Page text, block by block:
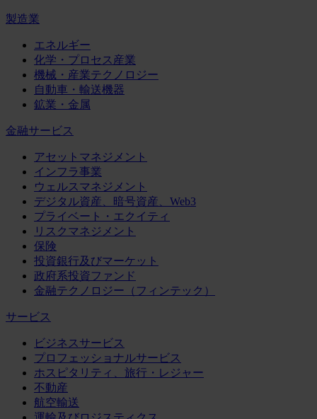
製造業
エネルギー
化学・プロセス産業
機械・産業テクノロジー
自動車・輸送機器
鉱業・金属
金融サービス
アセットマネジメント
インフラ事業
ウェルスマネジメント
デジタル資産、暗号資産、Web3
プライベート・エクイティ
リスクマネジメント
保険
投資銀行及びマーケット
政府系投資ファンド
金融テクノロジー（フィンテック）
サービス
ビジネスサービス
プロフェッショナルサービス
ホスピタリティ、旅行・レジャー
不動産
航空輸送